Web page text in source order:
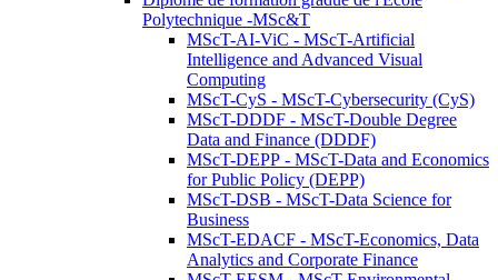
Polytechnique -MSc&T
MScT-AI-ViC - MScT-Artificial
Intelligence and Advanced Visual
Computing
MScT-CyS - MScT-Cybersecurity (CyS)
MScT-DDDF - MScT-Double Degree
Data and Finance (DDDF)
MScT-DEPP - MScT-Data and Economics
for Public Policy (DEPP)
MScT-DSB - MScT-Data Science for
Business
MScT-EDACF - MScT-Economics, Data
Analytics and Corporate Finance